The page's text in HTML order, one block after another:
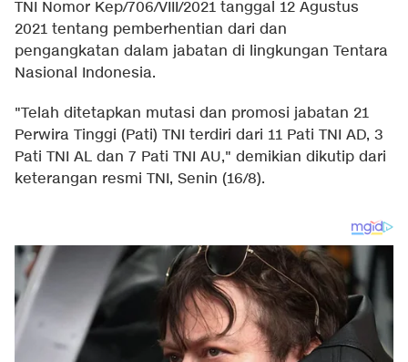
TNI Nomor Kep/706/VIII/2021 tanggal 12 Agustus
2021 tentang pemberhentian dari dan
pengangkatan dalam jabatan di lingkungan Tentara
Nasional Indonesia.
"Telah ditetapkan mutasi dan promosi jabatan 21
Perwira Tinggi (Pati) TNI terdiri dari 11 Pati TNI AD, 3
Pati TNI AL dan 7 Pati TNI AU," demikian dikutip dari
keterangan resmi TNI, Senin (16/8).